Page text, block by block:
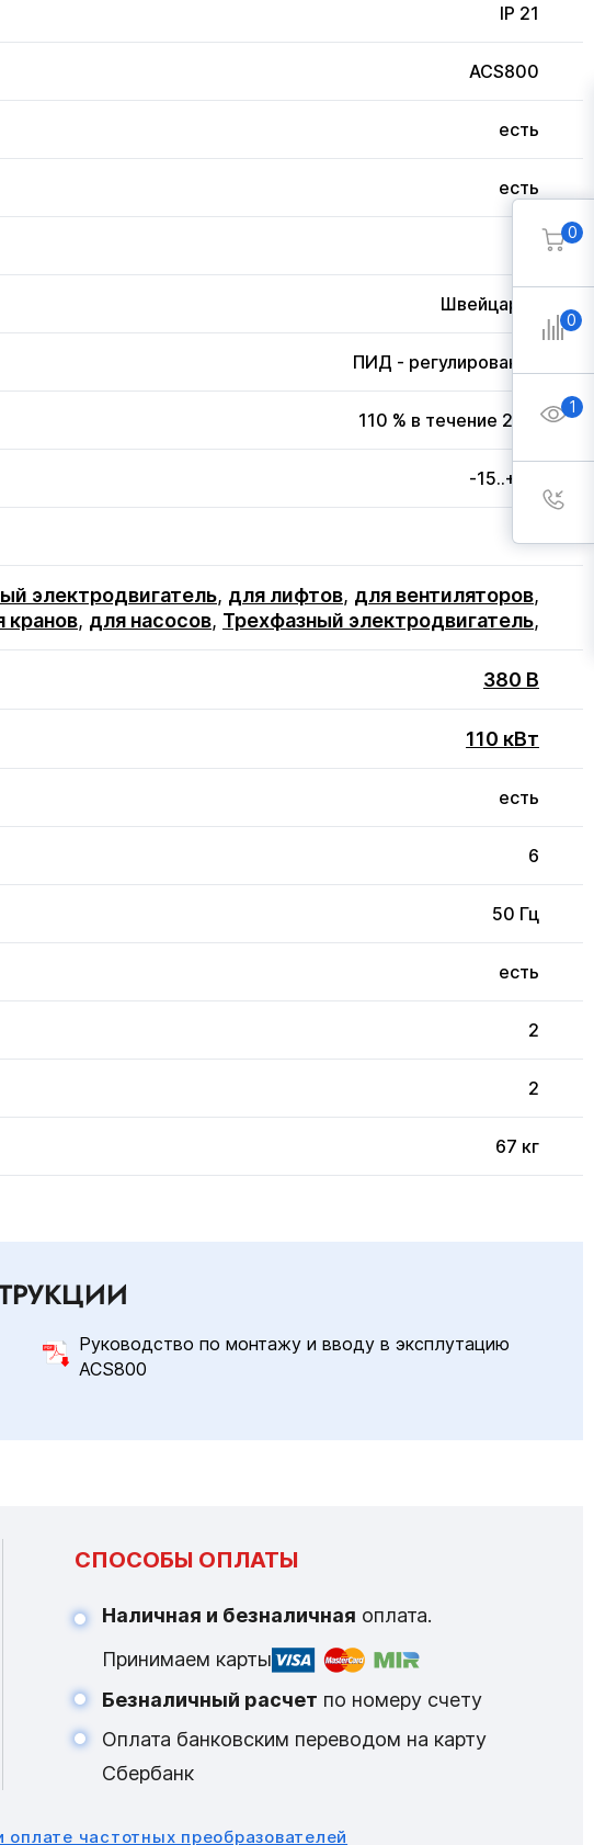
IP 21
ACS800
есть
есть
Швейцария
ПИД - регулирование
110 % в течение 20 с
-15..+50
электродвигатель, для лифтов, для вентиляторов,
кранов, для насосов, Трехфазный электродвигатель,
380 В
110 кВт
есть
6
50 Гц
есть
2
2
67 кг
Руководство по монтажу и вводу в эксплутацию
ACS800
СПОСОБЫ ОПЛАТЫ
Наличная и безналичная оплата.
Принимаем карты
Безналичный расчет по номеру счету
Оплата банковским переводом на карту
Сбербанк
оплате частотных преобразователей
0
0
1